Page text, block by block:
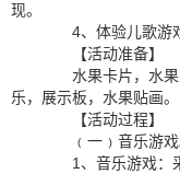
现。
4、体验儿歌游戏
【活动准备】
水果卡片，水果
乐，展示板，水果贴画。
【活动过程】
﹙一﹚音乐游戏
1、音乐游戏：